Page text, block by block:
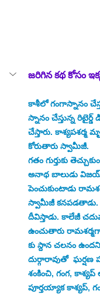
జరిగిన కథ కోసం
కాశీలో గంగాస్నానం
స్నానం చేస్తున్న
చేస్తారు. కాశ్యపశర్మ
కోరుతారు స్వామీజీ.
గతం గుర్తుకు
అనాథ బాలుడు విజయ్
పెంచుకుంటాడు
స్వామీజీ కనపడతాడు.
దీవిస్తాడు. కాలేజీ
ఉంచుతారు
కు స్దాన చలనం
దుర్గారావుతో  ఘర్షణ
శంకించి, గంగ, కాశ్యప్
పూర్తయ్యాక కాశ్యప్,